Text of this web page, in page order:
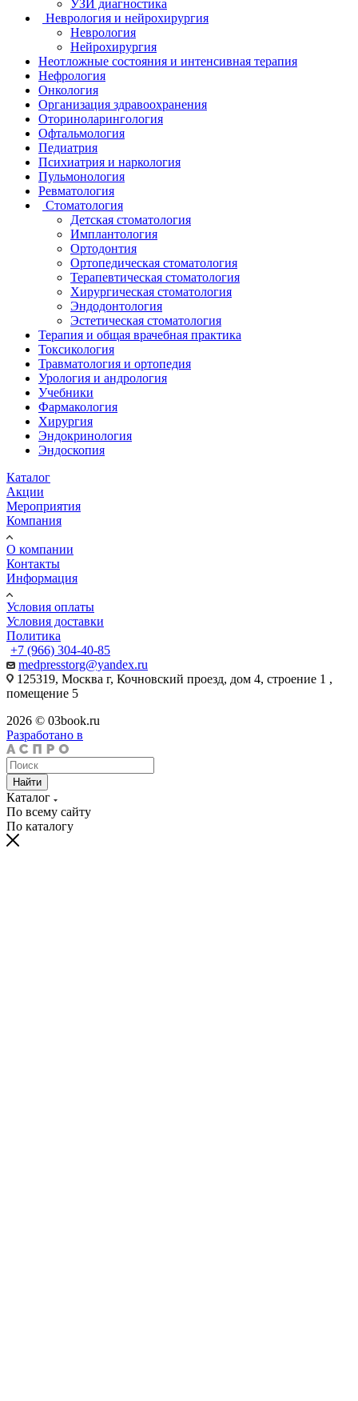
УЗИ диагностика
Неврология и нейрохирургия
Неврология
Нейрохирургия
Неотложные состояния и интенсивная терапия
Нефрология
Онкология
Организация здравоохранения
Оториноларингология
Офтальмология
Педиатрия
Психиатрия и наркология
Пульмонология
Ревматология
Стоматология
Детская стоматология
Имплантология
Ортодонтия
Ортопедическая стоматология
Терапевтическая стоматология
Хирургическая стоматология
Эндодонтология
Эстетическая стоматология
Терапия и общая врачебная практика
Токсикология
Травматология и ортопедия
Урология и андрология
Учебники
Фармакология
Хирургия
Эндокринология
Эндоскопия
Каталог
Акции
Мероприятия
Компания
О компании
Контакты
Информация
Условия оплаты
Условия доставки
Политика
+7 (966) 304-40-85
medpresstorg@yandex.ru
125319, Москва г, Кочновский проезд, дом 4, строение 1 ,
помещение 5
2026 © 03book.ru
Разработано в
Найти
Каталог
По всему сайту
По каталогу